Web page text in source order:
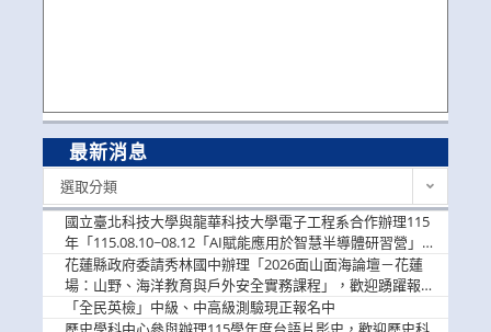
最新消息
選取分類
國立臺北科技大學與龍華科技大學電子工程系合作辦理115
年「115.08.10~08.12「AI賦能應用於智慧半導體研習營」，
歡迎學生踴躍報名參加
花蓮縣政府委請秀林國中辦理「2026面山面海論壇－花蓮
場：山野、海洋教育與戶外安全實務課程」，歡迎踴躍報名
參加
「全民英檢」中級、中高級測驗現正報名中